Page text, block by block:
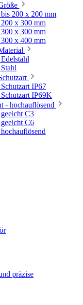
200 x 200 mm
x 300 mm
x 300 mm
x 400 mm
IP67
IP69K
- hochauflösend
C3
C6
präzise